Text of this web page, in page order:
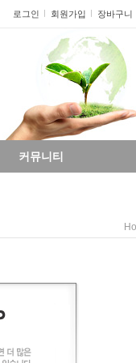
로그인 회원가입 장바구니
커뮤니티